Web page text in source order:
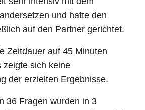
und hatte den
auf den Partner gerichtet.
Zeitdauer auf 45 Minuten
zeigte sich keine
der erzielten Ergebnisse.
36 Fragen wurden in 3